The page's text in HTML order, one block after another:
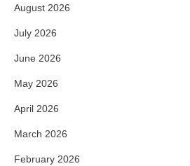
August 2026
July 2026
June 2026
May 2026
April 2026
March 2026
February 2026